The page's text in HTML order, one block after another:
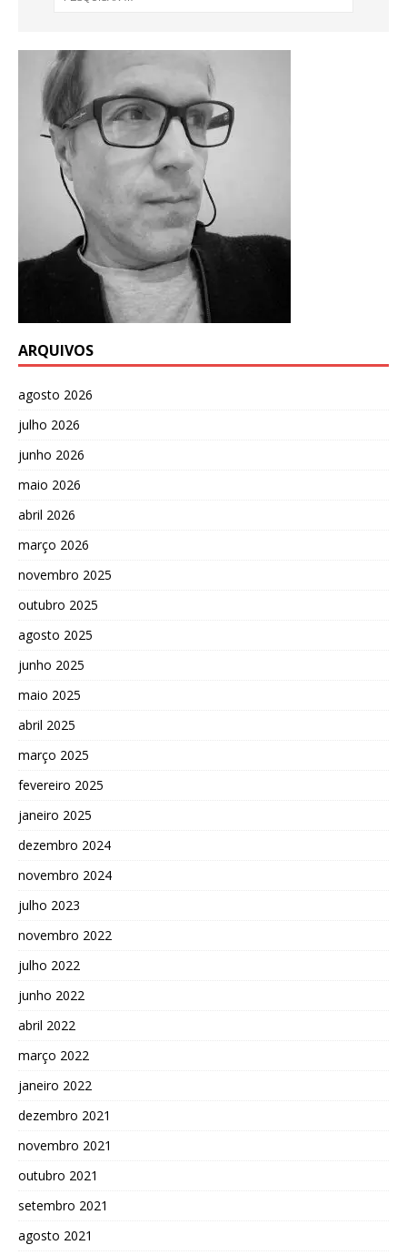
ARQUIVOS
agosto 2026
julho 2026
junho 2026
maio 2026
abril 2026
março 2026
novembro 2025
outubro 2025
agosto 2025
junho 2025
maio 2025
abril 2025
março 2025
fevereiro 2025
janeiro 2025
dezembro 2024
novembro 2024
julho 2023
novembro 2022
julho 2022
junho 2022
abril 2022
março 2022
janeiro 2022
dezembro 2021
novembro 2021
outubro 2021
setembro 2021
agosto 2021